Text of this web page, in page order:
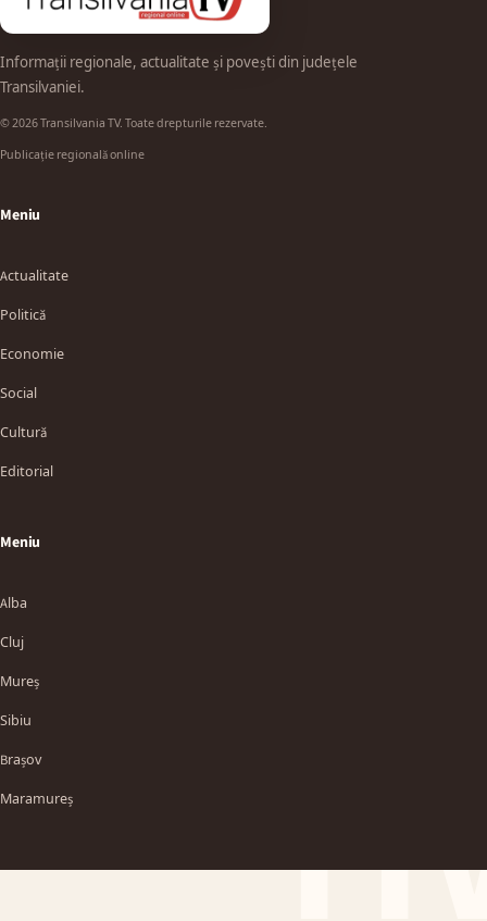
Informații regionale, actualitate și povești din județele
Transilvaniei.
© 2026 Transilvania TV. Toate drepturile rezervate.
Publicație regională online
Meniu
Actualitate
Politică
Economie
Social
Cultură
Editorial
Meniu
Alba
Cluj
Mureș
Sibiu
Brașov
Maramureș